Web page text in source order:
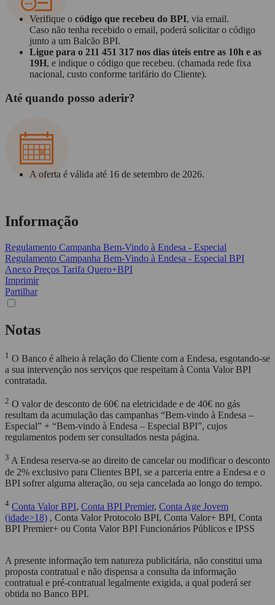
Verifique o código que recebeu do BPI, via email.
Caso não tenha recebido o email, poderá solicitar o código
junto a um Balcão BPI.
Ligue para o 211 451 317 nos dias úteis entre as 10h e as
19H, e indique o código que recebeu. (chamada rede fixa
nacional, custo conforme tarifário do Cliente).
Até quando posso aderir?
A oferta é válida até 16 de setembro de 2026.
Informação
Regulamento Campanha Bem-Vindo à Endesa - Especial
Regulamento Campanha Bem-Vindo à Endesa - Especial BPI
Anexo Preços Tarifa Quero+BPI
Imprimir
Partilhar
Notas
1 O Banco é alheio à relação do Cliente com a Endesa, esgotando-se
a sua intervenção nos serviços que respeitam à Conta Valor BPI
contratada.
2 O valor de desconto de 60€ na eletricidade e de 40€ no gás
resultam da acumulação das campanhas “Bem-vindo à Endesa –
Especial” + “Bem-vindo à Endesa – Especial BPI”, cujos
regulamentos podem ser consultados nesta página.
3 A Endesa reserva-se ao direito de cancelar ou modificar o desconto
de 2% exclusivo para Clientes BPI, se a parceria entre a Endesa e o
BPI sofrer alguma alteração, ou seja cancelada ao longo do tempo.
4 Conta Valor BPI, Conta BPI Premier, Conta Age Jovem
(idade>18) , Conta Valor Protocolo BPI, Conta Valor+ BPI, Conta
BPI Premier+ ou Conta Valor BPI Funcionários Públicos e IPSS
A presente informação tem natureza publicitária, não constitui uma
proposta contratual e não dispensa a consulta da informação
contratual e pré-contratual legalmente exigida, a qual poderá ser
obtida no Banco BPI.